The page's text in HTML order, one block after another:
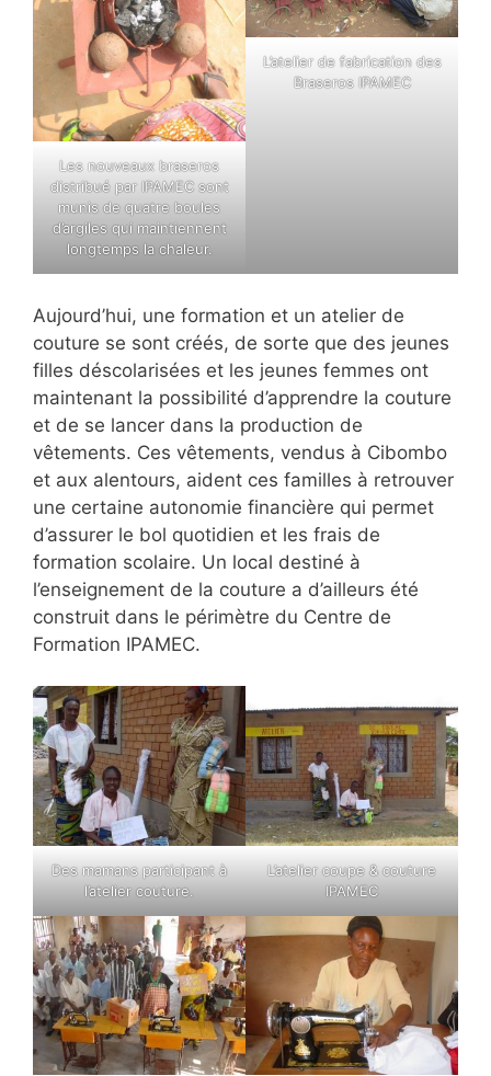
Les nouveaux braseros
distribué par IPAMEC sont
munis de quatre boules
d’argiles qui maintiennent
longtemps la chaleur.
L’atelier de fabrication des
Braseros IPAMEC
Aujourd’hui, une formation et un atelier de
couture se sont créés, de sorte que des jeunes
filles déscolarisées et les jeunes femmes ont
maintenant la possibilité d’apprendre la couture
et de se lancer dans la production de
vêtements. Ces vêtements, vendus à Cibombo
et aux alentours, aident ces familles à retrouver
une certaine autonomie financière qui permet
d’assurer le bol quotidien et les frais de
formation scolaire. Un local destiné à
l’enseignement de la couture a d’ailleurs été
construit dans le périmètre du Centre de
Formation IPAMEC.
Des mamans participant à
l’atelier couture.
L’atelier coupe & couture
IPAMEC